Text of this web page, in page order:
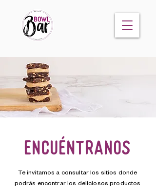
encuéntranos
Te invitamos a consultar los sitios donde
podrás encontrar los deliciosos productos